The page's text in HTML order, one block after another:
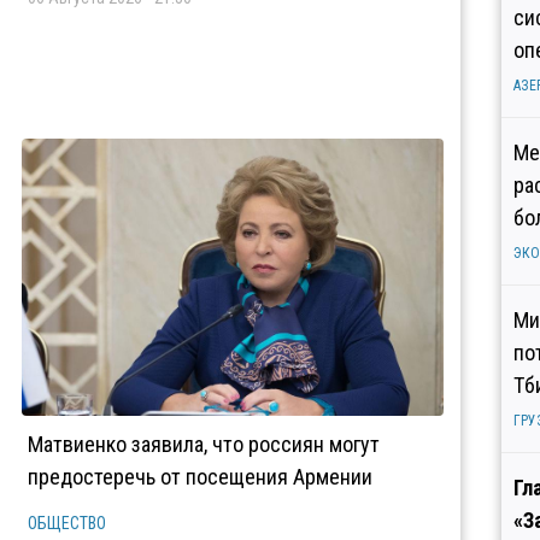
Матвиенко заявила, что россиян могут
предостеречь от посещения Армении
ОБЩЕСТВО